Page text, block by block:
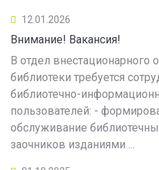
12.01.2026
Внимание! Вакансия!
В отдел внестационарного
библиотеки требуется
библиотечно-
пользователей: -
обслуживание
заочников изданиями ...